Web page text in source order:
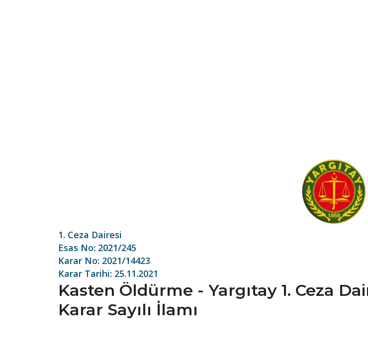
1. Ceza Dairesi
Esas No: 2021/245
Karar No: 2021/14423
Karar Tarihi: 25.11.2021
Kasten Öldürme - Yargıtay 1. Ceza
Karar Sayılı İlamı